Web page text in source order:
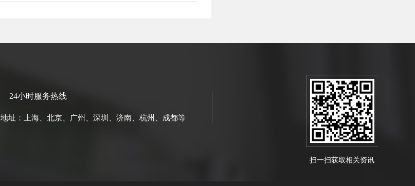
24小时服务热线
地址：上海、北京、广州、深圳、济南、杭州、成都等
扫一扫获取相关资讯